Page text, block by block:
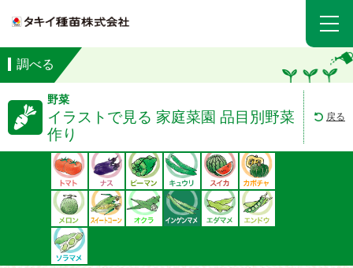
調べる
野菜
イラストで見る 家庭菜園 品目別野菜
作り
戻る